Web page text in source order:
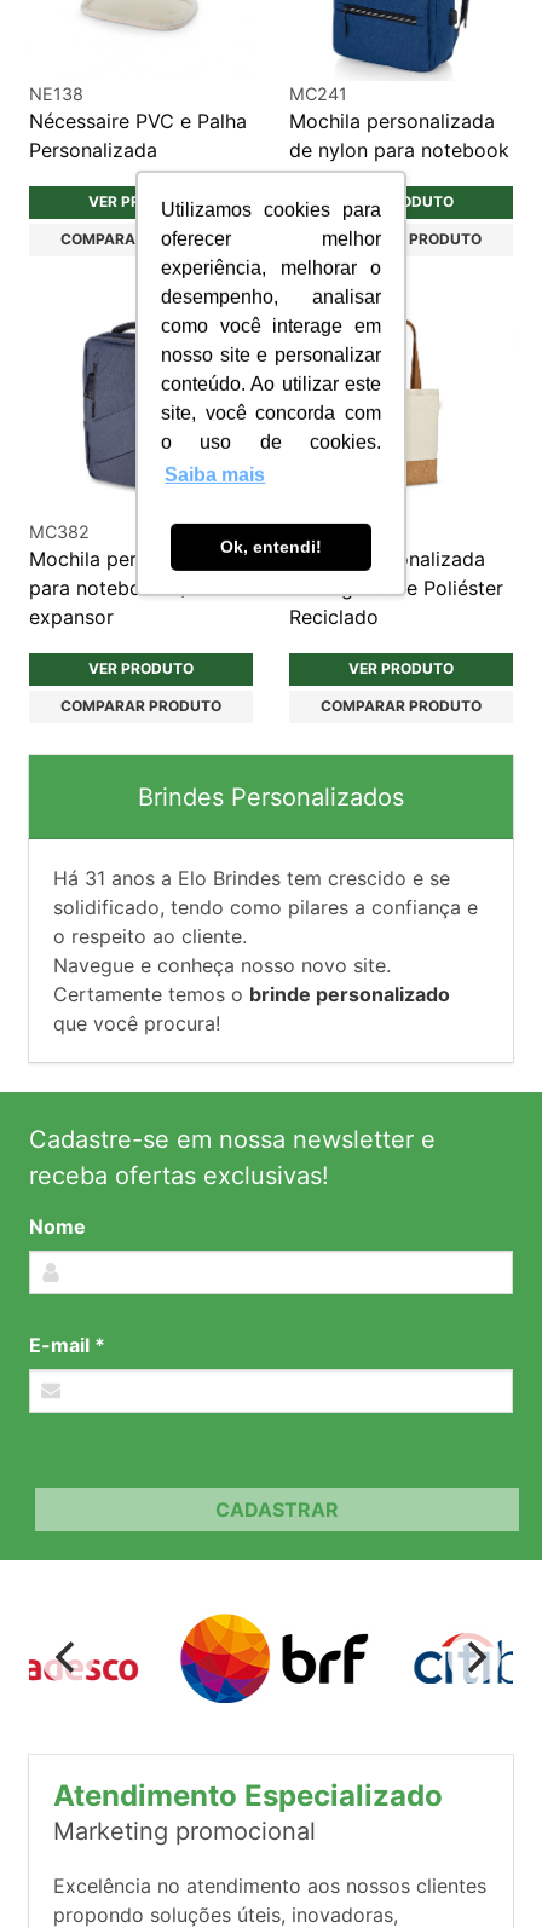
Utilizamos cookies para
oferecer melhor
experiência, melhorar o
desempenho, analisar
como você interage em
nosso site e personalizar
conteúdo. Ao utilizar este
site, você concorda com
o uso de cookies.
Saiba mais
Ok, entendi!
NE138
Nécessaire PVC e Palha
Personalizada
VER PRODUTO
COMPARAR PRODUTO
MC241
Mochila personalizada
de nylon para notebook
VER PRODUTO
COMPARAR PRODUTO
MC382
Mochila personalizada
para notebook c/
expansor
VER PRODUTO
COMPARAR PRODUTO
Sacola Personalizada
em Algodão e Poliéster
Reciclado
VER PRODUTO
COMPARAR PRODUTO
Brindes Personalizados
Há 31 anos a Elo Brindes tem crescido e se
solidificado, tendo como pilares a confiança e
o respeito ao cliente.
Navegue e conheça nosso novo site.
Certamente temos o brinde personalizado
que você procura!
Cadastre-se em nossa newsletter e
receba ofertas exclusivas!
Nome
E-mail *
CADASTRAR
Atendimento Especializado
Marketing promocional
Excelência no atendimento aos nossos clientes
propondo soluções úteis, inovadoras,